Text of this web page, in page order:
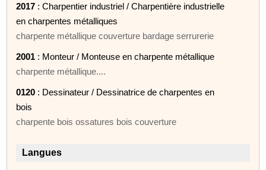
2017 : Charpentier industriel / Charpentière industrielle
en charpentes métalliques
charpente métallique couverture bardage serrurerie
2001 : Monteur / Monteuse en charpente métallique
charpente métallique....
0120 : Dessinateur / Dessinatrice de charpentes en
bois
charpente bois ossatures bois couverture
Langues